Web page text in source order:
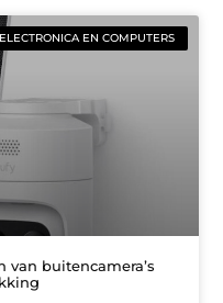
ELECTRONICA EN COMPUTERS
buitencamera’s